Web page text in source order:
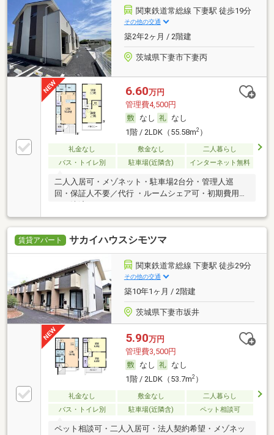
関東鉄道常総線 下妻駅 徒歩19分
その他の交通
築2年2ヶ月 / 2階建
茨城県下妻市下妻丙
6.60万円
管理費4,500円
なし
なし
1階 / 2LDK（55.58m2）
礼金なし 敷金なし
二人暮らし
バス・トイレ別
駐車場(近隣含) インターネット無料
二人入居可・メゾネット・駐車場2台分・管理人巡
回・保証人不要／代行 ・ルームシェア可・初期費用カ
賃貸アパート サカイハウスシモツマ
関東鉄道常総線 下妻駅 徒歩29分
その他の交通
築10年1ヶ月 / 2階建
茨城県下妻市坂井
5.90万円
管理費3,500円
なし
なし
1階 / 2LDK（53.7m2）
礼金なし 敷金なし
二人暮らし
バス・トイレ別
駐車場(近隣含) ペット相談可
ペット相談可・二人入居可・法人契約希望・メゾネッ